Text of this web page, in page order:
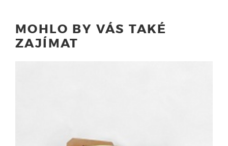
MOHLO BY VÁS TAKÉ
ZAJÍMAT